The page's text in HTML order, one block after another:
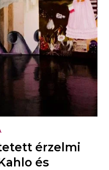
érzelmi
és